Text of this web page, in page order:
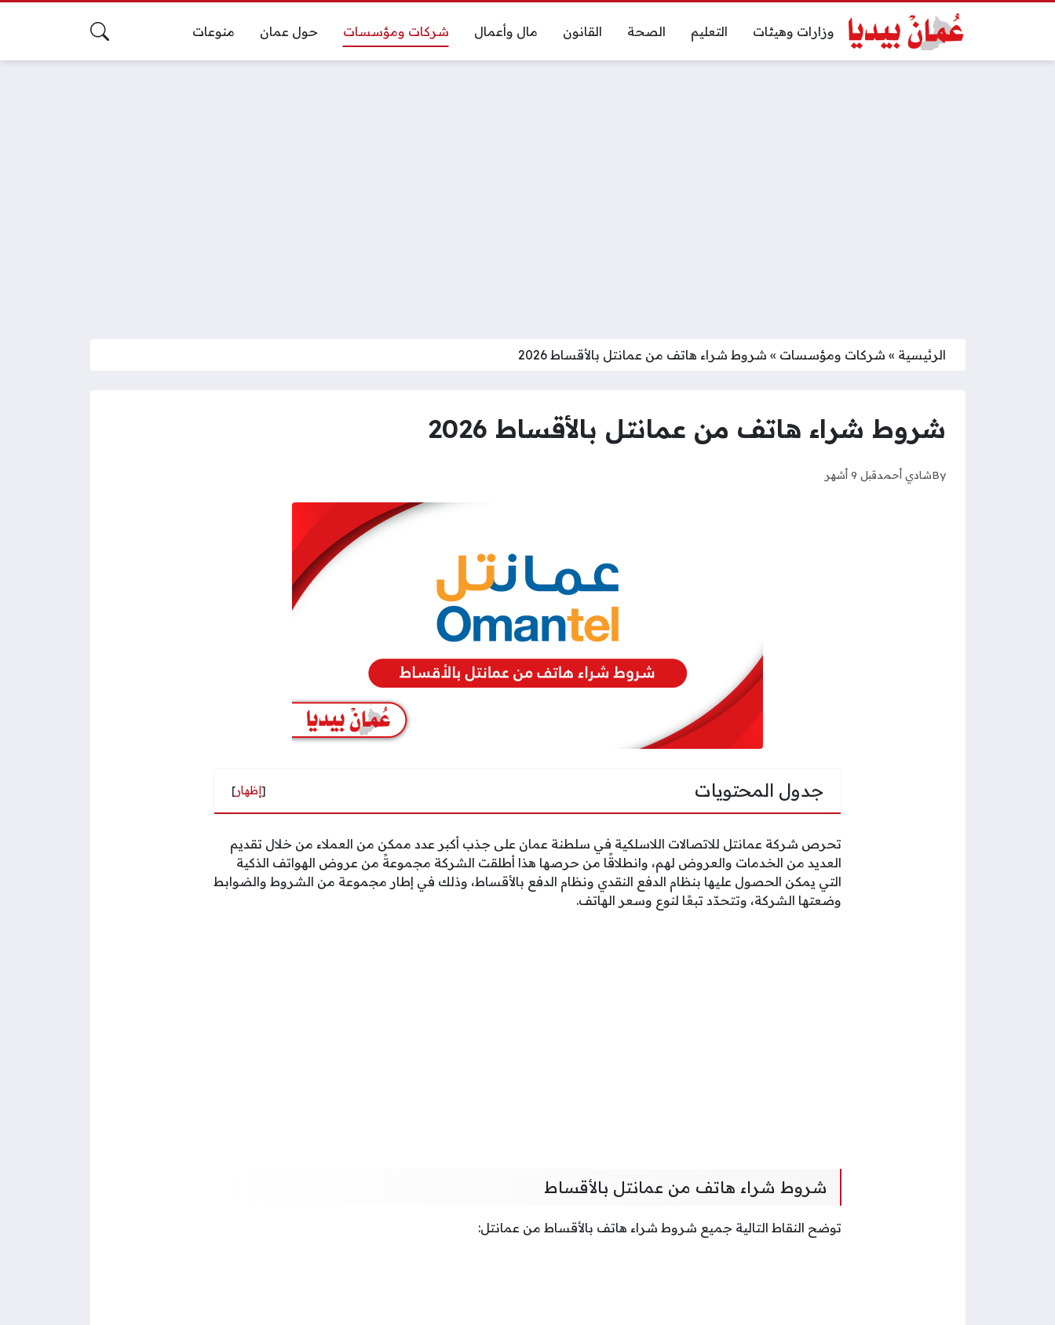
وزارات وهيئات التعليم الصحة القانون مال وأعمال شركات ومؤسسات حول عمان منوعات
الرئيسية » شركات ومؤسسات » شروط شراء هاتف من عمانتل بالأقساط 2026
شروط شراء هاتف من عمانتل بالأقساط 2026
Byشادي أحمدقبل 9 أشهر
جدول المحتويات [إظهار]
تحرص شركة عمانتل للاتصالات اللاسلكية في سلطنة عمان على جذب أكبر عدد ممكن من العملاء من خلال تقديم
العديد من الخدمات والعروض لهم، وانطلاقًا من حرصها هذا أطلقت الشركة مجموعةً من عروض الهواتف الذكية
التي يمكن الحصول عليها بنظام الدفع النقدي ونظام الدفع بالأقساط، وذلك في إطار مجموعة من الشروط والضوابط
وضعتها الشركة، وتتحدّد تبعًا لنوع وسعر الهاتف.
شروط شراء هاتف من عمانتل بالأقساط
توضح النقاط التالية جميع شروط شراء هاتف بالأقساط من عمانتل: